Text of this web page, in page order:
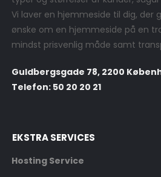
Vi laver en hjemmeside til dig, der
ønske om en hjemmeside på en
mindst prisvenlig måde samt
Guldbergsgade 78, 2200
Telefon: 50 20 20 21
EKSTRA SERVICES
Hosting Service